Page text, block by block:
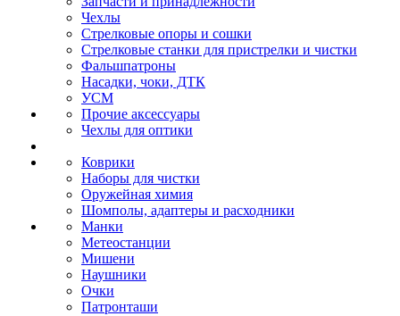
Чехлы
Стрелковые опоры и сошки
Стрелковые станки для пристрелки и чистки
Фальшпатроны
Насадки, чоки, ДТК
УСМ
Прочие аксессуары
Чехлы для оптики
Коврики
Наборы для чистки
Оружейная химия
Шомполы, адаптеры и расходники
Манки
Метеостанции
Мишени
Наушники
Очки
Патронташи